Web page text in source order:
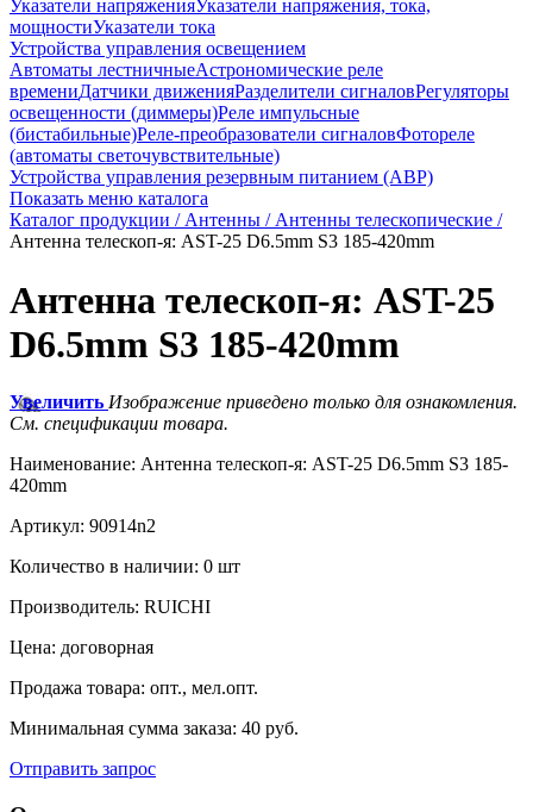
Указатели напряженияУказатели напряжения, тока,
мощностиУказатели тока
Устройства управления освещением
Автоматы лестничныеАстрономические реле
времениДатчики движенияРазделители сигналовРегуляторы
освещенности (диммеры)Реле импульсные
(бистабильные)Реле-преобразователи сигналовФотореле
(автоматы светочувствительные)
Устройства управления резервным питанием (АВР)
Показать меню каталога
Каталог продукции / Антенны / Антенны телескопические /
Антенна телескоп-я: AST-25 D6.5mm S3 185-420mm
Антенна телескоп-я: AST-25
D6.5mm S3 185-420mm
Увеличить Изображение приведено только для ознакомления.
См. спецификации товара.
Наименование: Антенна телескоп-я: AST-25 D6.5mm S3 185-
420mm
Артикул: 90914n2
Количество в наличии: 0 шт
Производитель: RUICHI
Цена: договорная
Продажа товара: опт., мел.опт.
Минимальная сумма заказа: 40 руб.
Отправить запрос